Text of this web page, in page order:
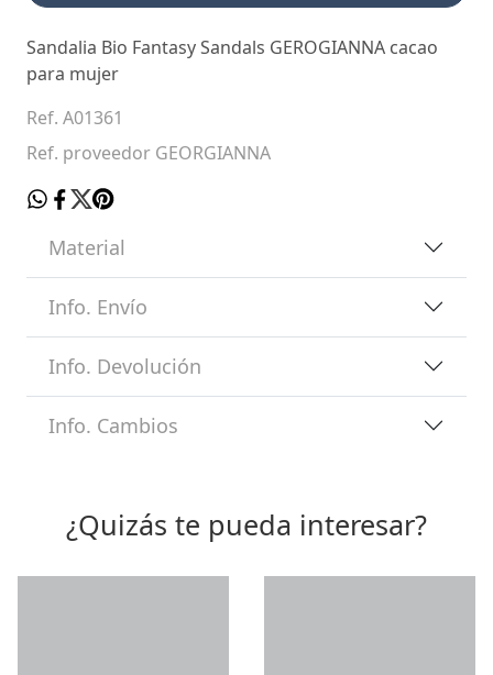
Sandalia Bio Fantasy Sandals GEROGIANNA cacao
para mujer
Ref. A01361
Ref. proveedor GEORGIANNA
Material
Info. Envío
Info. Devolución
Info. Cambios
¿Quizás te pueda interesar?